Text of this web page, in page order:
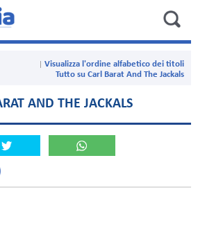
Visualizza l'ordine alfabetico dei titoli
Tutto su Carl Barat And The Jackals
AND THE JACKALS